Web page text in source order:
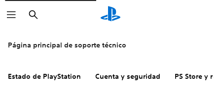
Buscar
Página principal de soporte técnico
Estado de PlayStation Cuenta y seguridad PS Store y